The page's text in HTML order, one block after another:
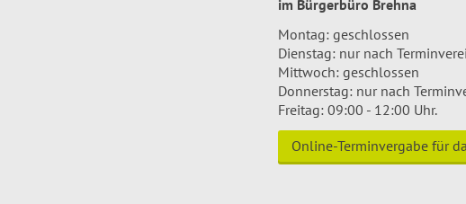
im Bürgerbüro Brehna
Montag: geschlossen
Dienstag: nur nach
Mittwoch: geschlossen
Donnerstag: nur nach
Freitag: 09:00 - 12:00 Uhr.
Online-Terminvergabe für